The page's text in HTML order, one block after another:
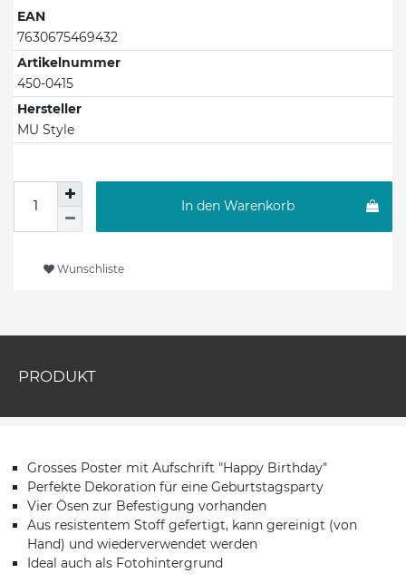
EAN
7630675469432
Artikelnummer
450-0415
Hersteller
MU Style
In den Warenkorb
Wunschliste
PRODUKT
Grosses Poster mit Aufschrift "Happy Birthday"
Perfekte Dekoration für eine Geburtstagsparty
Vier Ösen zur Befestigung vorhanden
Aus resistentem Stoff gefertigt, kann gereinigt (von
Hand) und wiederverwendet werden
Ideal auch als Fotohintergrund